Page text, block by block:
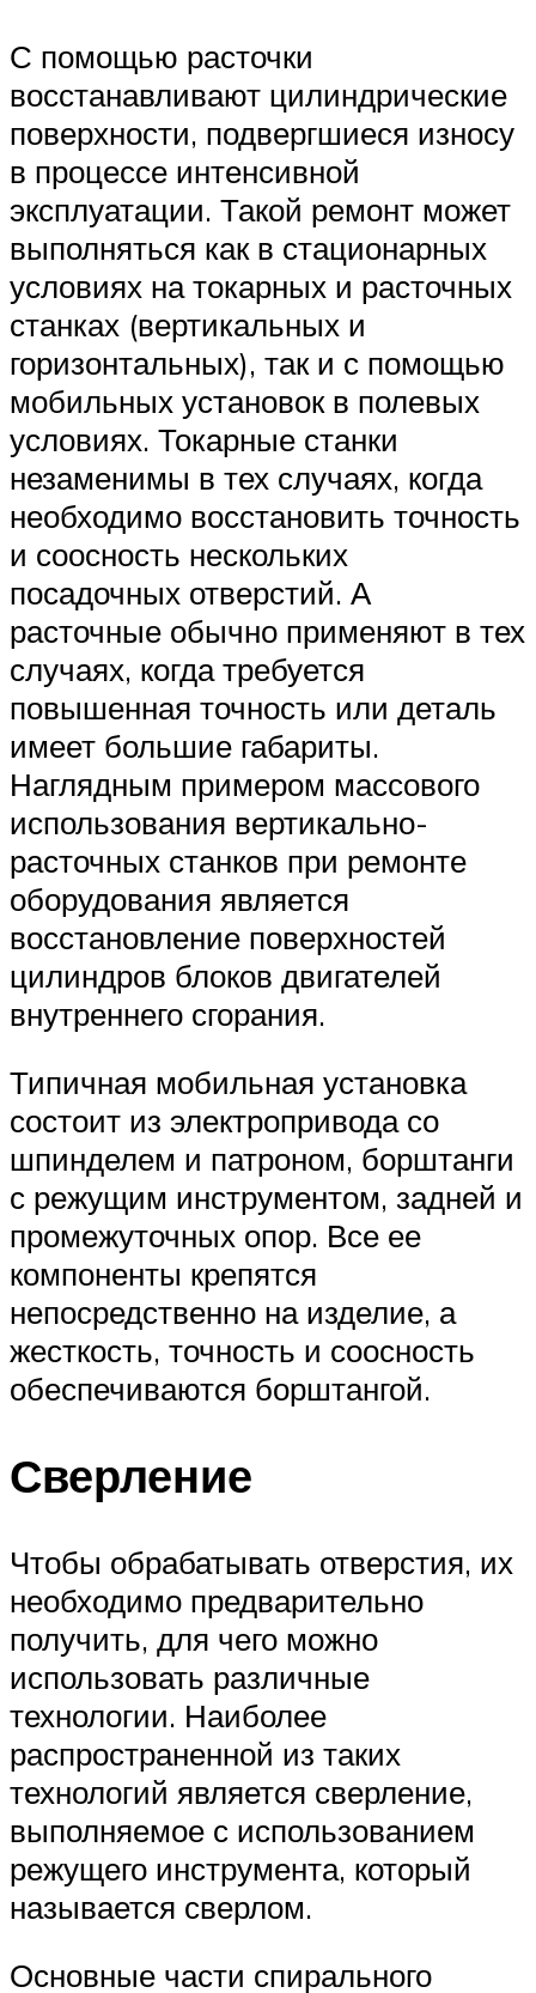
С помощью расточки
восстанавливают цилиндрические
поверхности, подвергшиеся износу
в процессе интенсивной
эксплуатации. Такой ремонт может
выполняться как в стационарных
условиях на токарных и расточных
станках (вертикальных и
горизонтальных), так и с помощью
мобильных установок в полевых
условиях. Токарные станки
незаменимы в тех случаях, когда
необходимо восстановить точность
и соосность нескольких
посадочных отверстий. А
расточные обычно применяют в тех
случаях, когда требуется
повышенная точность или деталь
имеет большие габариты.
Наглядным примером массового
использования вертикально-
расточных станков при ремонте
оборудования является
восстановление поверхностей
цилиндров блоков двигателей
внутреннего сгорания.
Типичная мобильная установка
состоит из электропривода со
шпинделем и патроном, борштанги
с режущим инструментом, задней и
промежуточных опор. Все ее
компоненты крепятся
непосредственно на изделие, а
жесткость, точность и соосность
обеспечиваются борштангой.
Сверление
Чтобы обрабатывать отверстия, их
необходимо предварительно
получить, для чего можно
использовать различные
технологии. Наиболее
распространенной из таких
технологий является сверление,
выполняемое с использованием
режущего инструмента, который
называется сверлом.
Основные части спирального